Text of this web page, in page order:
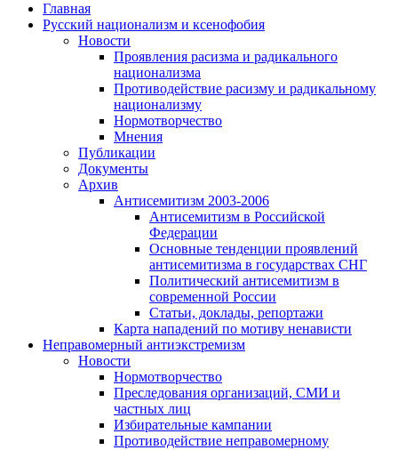
Главная
Русский национализм и ксенофобия
Новости
Проявления расизма и радикального
национализма
Противодействие расизму и радикальному
национализму
Нормотворчество
Мнения
Публикации
Документы
Архив
Антисемитизм 2003-2006
Антисемитизм в Российской
Федерации
Основные тенденции проявлений
антисемитизма в государствах СНГ
Политический антисемитизм в
современной России
Статьи, доклады, репортажи
Карта нападений по мотиву ненависти
Неправомерный антиэкстремизм
Новости
Нормотворчество
Преследования организаций, СМИ и
частных лиц
Избирательные кампании
Противодействие неправомерному